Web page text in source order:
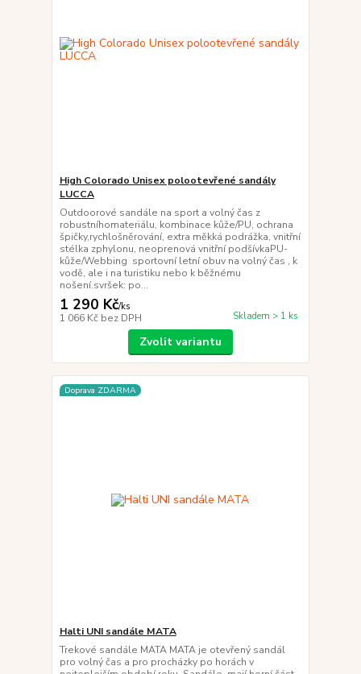
High Colorado Unisex polootevřené sandály
LUCCA
Outdoorové sandále na sport a volný čas z
robustníhomateriálu, kombinace kůže/PU, ochrana
špičky,rychlošněrování, extra měkká podrážka, vnitřní
stélka zphylonu, neoprenová vnitřní podšívkaPU-
kůže/Webbing sportovní letní obuv na volný čas , k
vodě, ale i na turistiku nebo k běžnému
nošení.svršek: po...
1 290 Kč/ks
1 066 Kč bez DPH Skladem > 1 ks
Zvolit variantu
Doprava ZDARMA
Halti UNI sandále MATA
Trekové sandále MATA MATA je otevřený sandál
pro volný čas a pro procházky po horách v